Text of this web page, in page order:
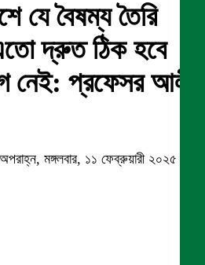
যে বৈষম্য তৈরি
দ্রুত ঠিক হবে
নেই: প্রফেসর আলী
মঙ্গলবার, ১১ ফেব্রুয়ারী ২০২৫